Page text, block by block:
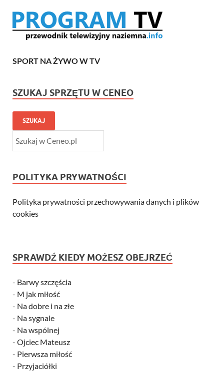
SPORT NA ŻYWO W TV
SZUKAJ SPRZĘTU W CENEO
SZUKAJ
POLITYKA PRYWATNOŚCI
Polityka prywatności przechowywania danych i plików
cookies
SPRAWDŹ KIEDY MOŻESZ OBEJRZEĆ
- Barwy szczęścia
- M jak miłość
- Na dobre i na złe
- Na sygnale
- Na wspólnej
- Ojciec Mateusz
- Pierwsza miłość
- Przyjaciółki